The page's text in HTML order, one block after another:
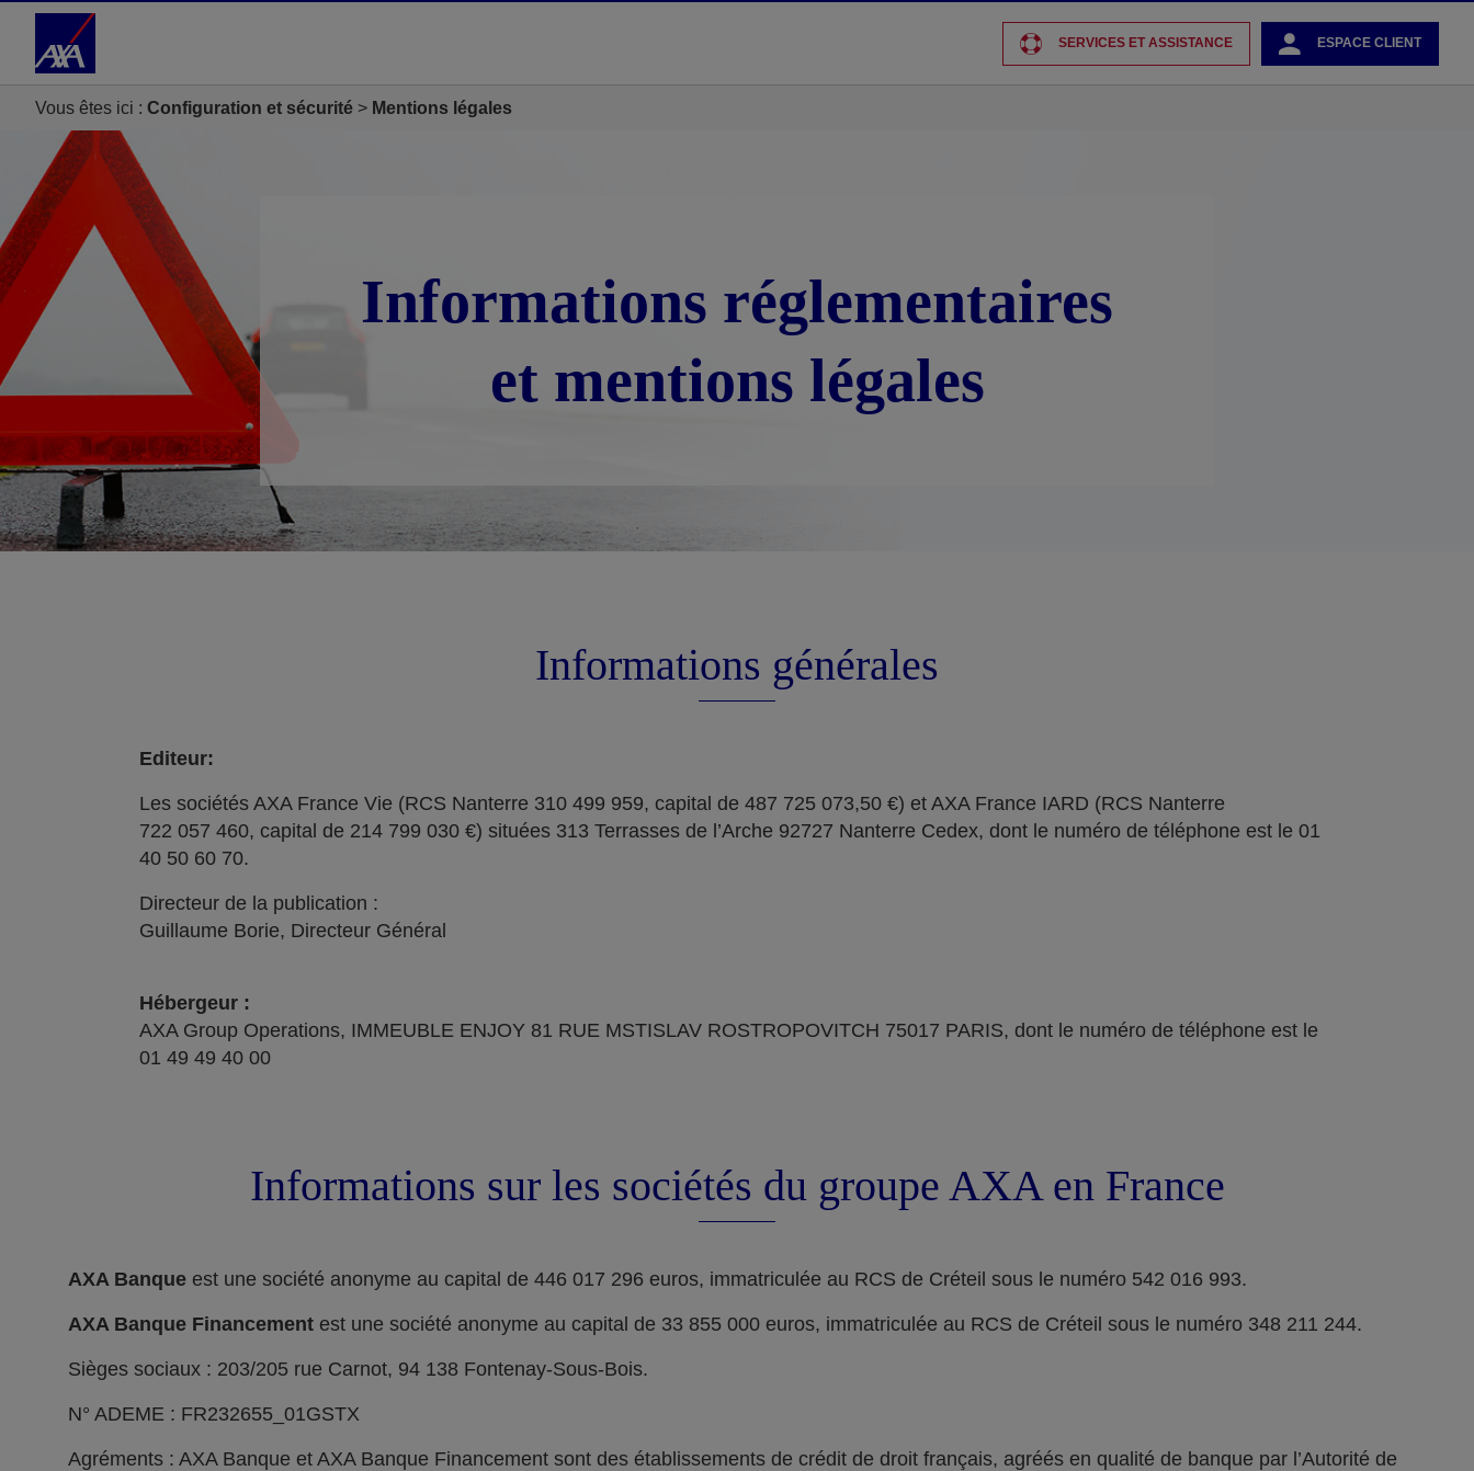
Accéder au Contenu
SERVICES ET ASSISTANCE ESPACE CLIENT
Vous êtes ici : Configuration et sécurité Mentions légales
Informations réglementaires
et mentions légales
Informations générales
Editeur:
Les sociétés AXA France Vie (RCS Nanterre 310 499 959, capital de 487 725 073,50 €) et AXA France IARD (RCS Nanterre
722 057 460, capital de 214 799 030 €) situées 313 Terrasses de l’Arche 92727 Nanterre Cedex, dont le numéro de téléphone est le 01
40 50 60 70.
Directeur de la publication :
Guillaume Borie, Directeur Général
Hébergeur :
AXA Group Operations, IMMEUBLE ENJOY 81 RUE MSTISLAV ROSTROPOVITCH 75017 PARIS, dont le numéro de téléphone est le
01 49 49 40 00
Informations sur les sociétés du groupe AXA en France
AXA Banque est une société anonyme au capital de 446 017 296 euros, immatriculée au RCS de Créteil sous le numéro 542 016 993.
AXA Banque Financement est une société anonyme au capital de 33 855 000 euros, immatriculée au RCS de Créteil sous le numéro 348 211 244.
Sièges sociaux : 203/205 rue Carnot, 94 138 Fontenay-Sous-Bois.
N° ADEME : FR232655_01GSTX
Agréments : AXA Banque et AXA Banque Financement sont des établissements de crédit de droit français, agréés en qualité de banque par l’Autorité de